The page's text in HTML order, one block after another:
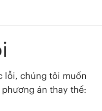
lỗi, chúng tôi muốn
án thay thế: